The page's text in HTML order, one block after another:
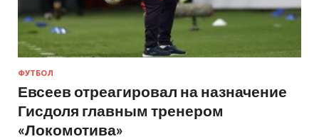
ФУТБОЛ
Евсеев отреагировал на назначение
Гисдоля главным тренером
«Локомотива»